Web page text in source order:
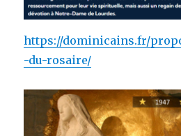
https://dominicains.fr/
-du-rosaire/